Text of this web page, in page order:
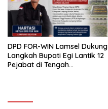
DPD FOR-WIN Lamsel Dukung
Langkah Bupati Egi Lantik 12
Pejabat di Tengah